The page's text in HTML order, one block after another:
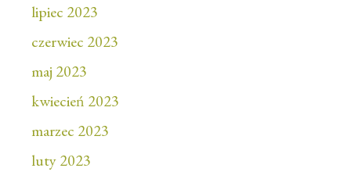
lipiec 2023
czerwiec 2023
maj 2023
kwiecień 2023
marzec 2023
luty 2023